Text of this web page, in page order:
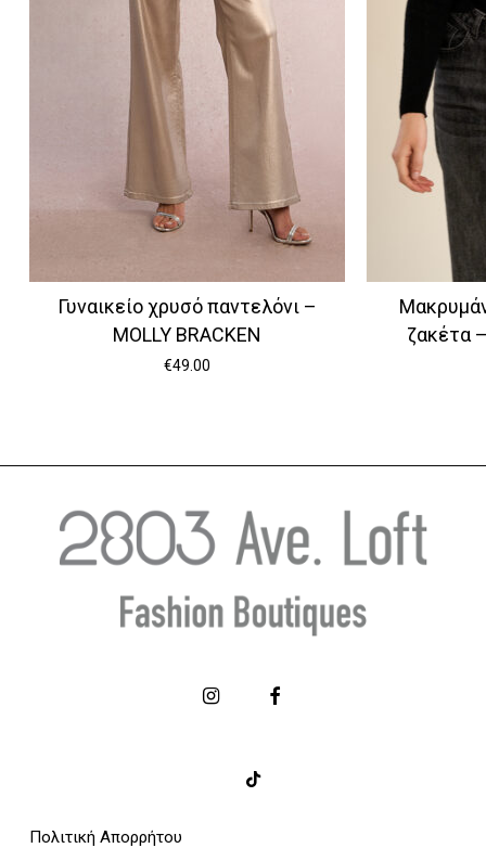
Γυναικείο χρυσό παντελόνι –
MOLLY BRACKEN
€49.00
ζακέτα
Πολιτική Απορρήτου